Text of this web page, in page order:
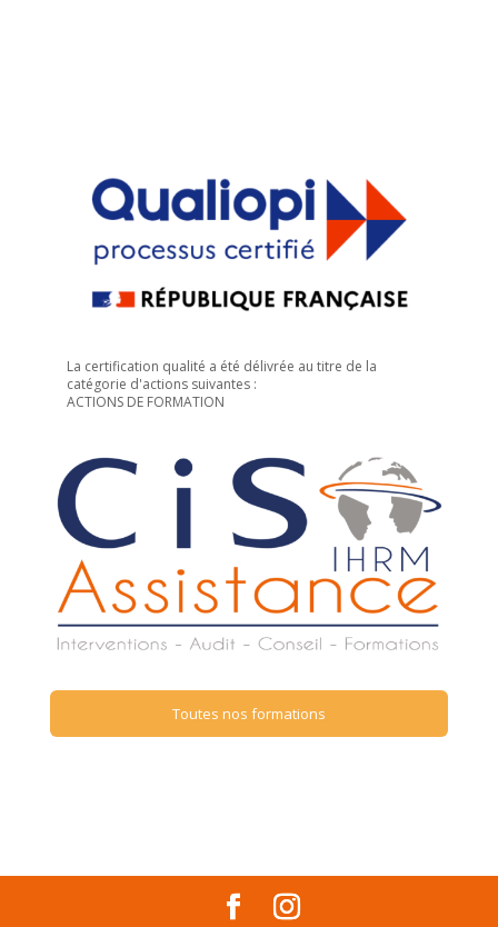
La certification qualité a été délivrée au titre de la
catégorie d'actions suivantes :
ACTIONS DE FORMATION
Toutes nos formations